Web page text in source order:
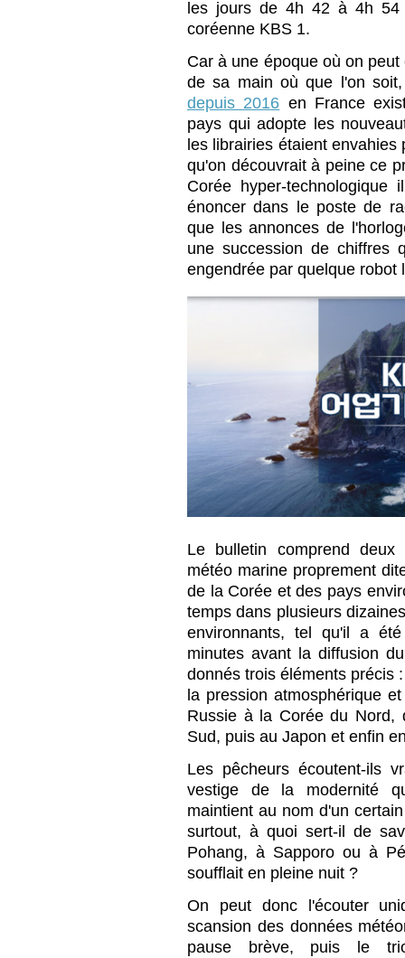
les jours de 4h 42 à 4h 54
coréenne KBS 1.
Car à une époque où on
de sa main où que l'on
depuis 2016 en France
pays qui adopte les
les librairies étaient
qu'on découvrait à peine ce
Corée hyper-
énoncer dans le poste de
que les annonces de
une succession de chiffres
engendrée par quelque robot
Le bulletin comprend
météo marine proprement
de la Corée et des pays
temps dans plusieurs
environnants, tel qu'il a
minutes avant la diffusion
donnés trois éléments précis
la pression atmosphérique
Russie à la Corée du
Sud, puis au Japon et enfin
Les pêcheurs écoutent-ils
vestige de la modernité
maintient au nom d'un
surtout, à quoi sert-il de
Pohang, à Sapporo ou à
soufflait en pleine nuit ?
On peut donc l'écouter
scansion des données
pause brève, puis le